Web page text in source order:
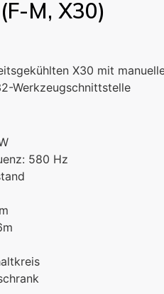
M, X30)
X30 mit
Werkzeugschnittstelle
580 Hz